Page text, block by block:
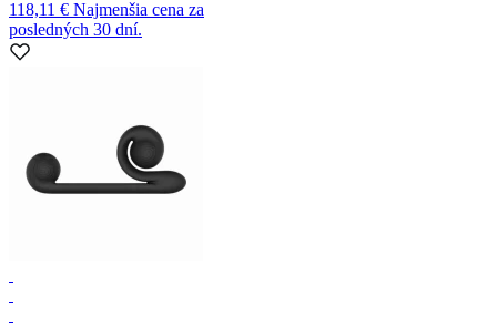
118,11 € Najmenšia cena za
posledných 30 dní.